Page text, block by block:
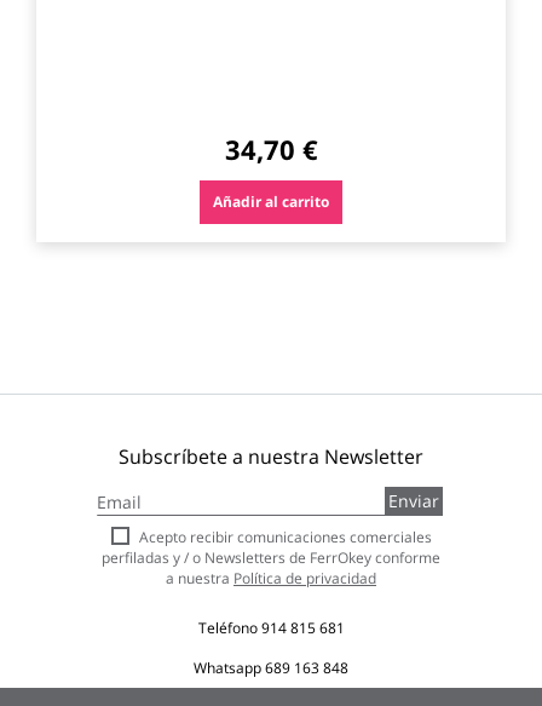
34,70 €
Añadir al carrito
Subscríbete a nuestra Newsletter
a
nuestro
boletín
de
Enviar
Acepto recibir comunicaciones comerciales
perfiladas y / o Newsletters de FerrOkey conforme
a nuestra Política de privacidad
Teléfono914 815 681
Whatsapp689 163 848